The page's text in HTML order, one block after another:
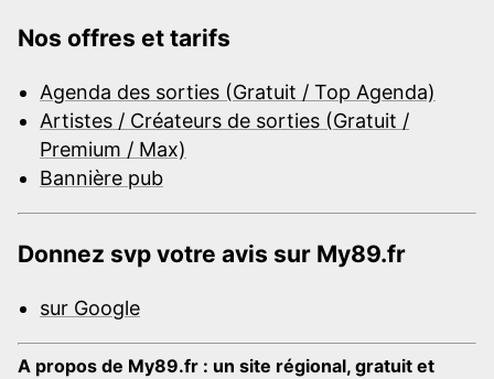
Nos offres et tarifs
Agenda des sorties (Gratuit / Top Agenda)
Artistes / Créateurs de sorties (Gratuit /
Premium / Max)
Bannière pub
Donnez svp votre avis sur My89.fr
sur Google
A propos de My89.fr : un site régional, gratuit et